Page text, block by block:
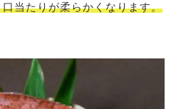
当たりが柔らかくなります。